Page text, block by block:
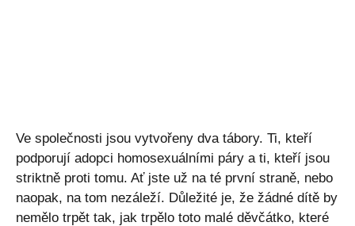
Ve společnosti jsou vytvořeny dva tábory. Ti, kteří
podporují adopci homosexuálními páry a ti, kteří jsou
striktně proti tomu. Ať jste už na té první straně, nebo
naopak, na tom nezáleží. Důležité je, že žádné dítě by
nemělo trpět tak, jak trpělo toto malé děvčátko, které